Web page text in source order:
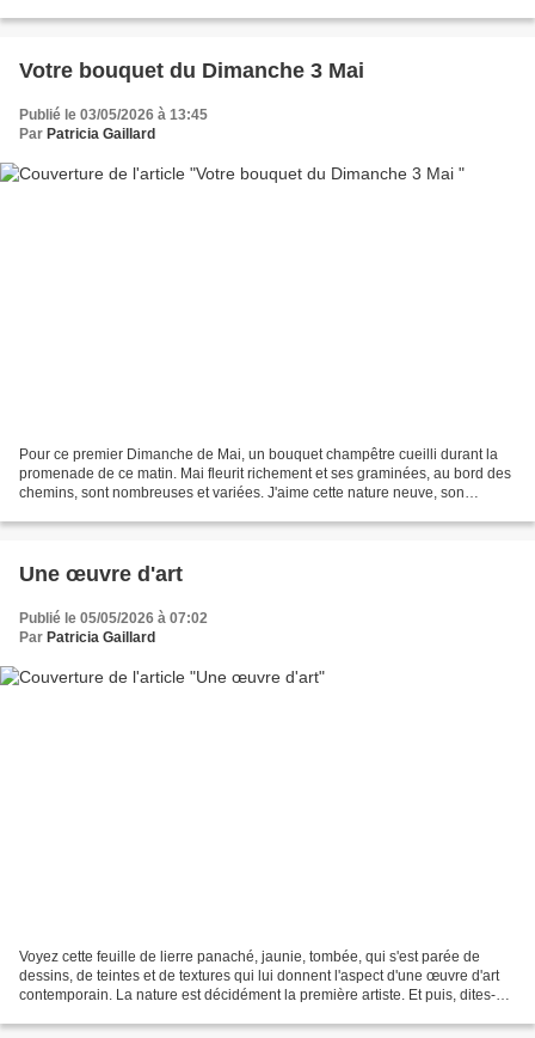
Votre bouquet du Dimanche 3 Mai
Publié le 03/05/2026 à 13:45
Par Patricia Gaillard
Pour ce premier Dimanche de Mai, un bouquet champêtre cueilli durant la
promenade de ce matin. Mai fleurit richement et ses graminées, au bord des
chemins, sont nombreuses et variées. J'aime cette nature neuve, son
Une œuvre d'art
Publié le 05/05/2026 à 07:02
Par Patricia Gaillard
Voyez cette feuille de lierre panaché, jaunie, tombée, qui s'est parée de
dessins, de teintes et de textures qui lui donnent l'aspect d'une œuvre d'art
contemporain. La nature est décidément la première artiste. Et puis, dites-